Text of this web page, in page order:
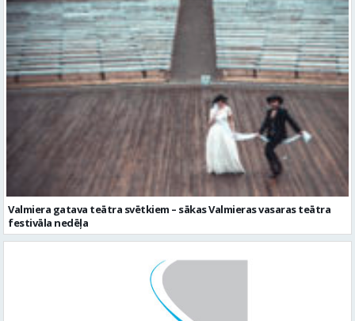
Valmiera gatava teātra svētkiem – sākas Valmieras vasaras teātra
festivāla nedēļa